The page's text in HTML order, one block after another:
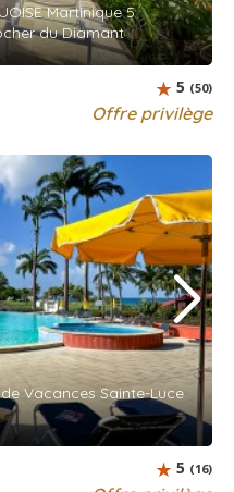
Martinique 5
du Diamant
Offre privilège
5 (50)
Vacances Sainte-Luce
5 (16)